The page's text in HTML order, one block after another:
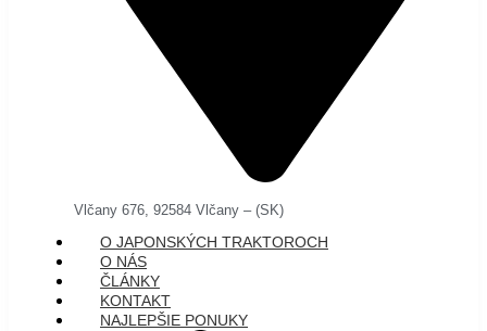
Vlčany 676, 92584 Vlčany – (SK)
O JAPONSKÝCH TRAKTOROCH
O NÁS
ČLÁNKY
KONTAKT
NAJLEPŠIE PONUKY